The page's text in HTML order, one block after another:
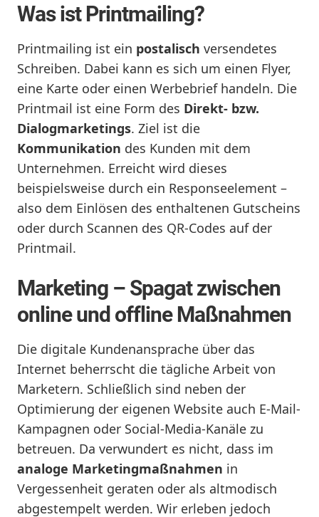
Was ist Printmailing?
Printmailing ist ein postalisch versendetes
Schreiben. Dabei kann es sich um einen Flyer,
eine Karte oder einen Werbebrief handeln. Die
Printmail ist eine Form des Direkt- bzw.
Dialogmarketings. Ziel ist die
Kommunikation des Kunden mit dem
Unternehmen. Erreicht wird dieses
beispielsweise durch ein Responseelement –
also dem Einlösen des enthaltenen Gutscheins
oder durch Scannen des QR-Codes auf der
Printmail.
Marketing – Spagat zwischen
online und offline Maßnahmen
Die digitale Kundenansprache über das
Internet beherrscht die tägliche Arbeit von
Marketern. Schließlich sind neben der
Optimierung der eigenen Website auch E-Mail-
Kampagnen oder Social-Media-Kanäle zu
betreuen. Da verwundert es nicht, dass im
analoge Marketingmaßnahmen in
Vergessenheit geraten oder als altmodisch
abgestempelt werden. Wir erleben jedoch